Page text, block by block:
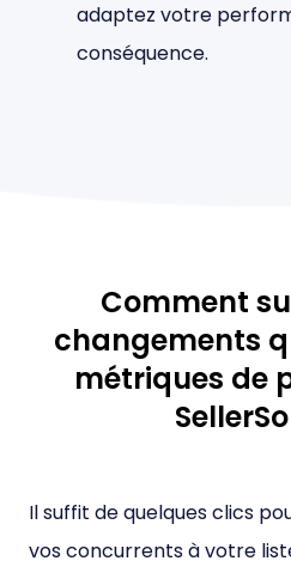
adaptez votre
conséquence.
Comment
changements
métriques de
Il suffit de quelques clics
vos concurrents à votre